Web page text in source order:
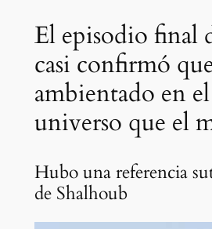
El episodio final
casi confirmó
ambientado en
universo que el
Hubo una referencia
de Shalhoub